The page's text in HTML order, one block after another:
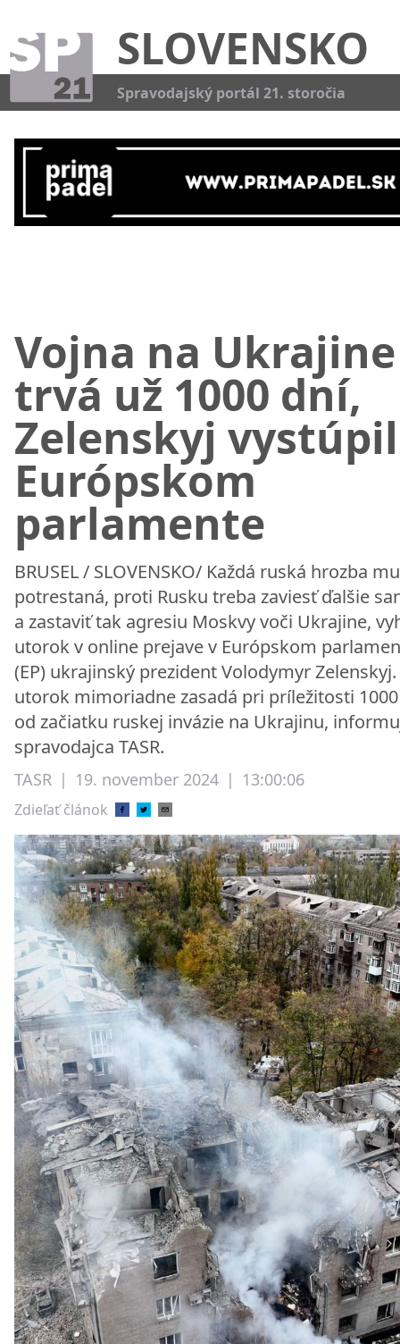
SLOVENSKO
Spravodajský portál 21. storočia
Vojna na Ukrajine
trvá už 1000 dní,
Zelenskyj
Európskom
parlamente
BRUSEL / SLOVENSKO/ Každá ruská hrozba
potrestaná, proti Rusku treba zaviesť ďalšie
a zastaviť tak agresiu Moskvy voči Ukrajine,
utorok v online prejave v Európskom
(EP) ukrajinský prezident Volodymyr Zelenskyj.
utorok mimoriadne zasadá pri príležitosti
od začiatku ruskej invázie na Ukrajinu,
spravodajca TASR.
TASR | 19. november 2024 | 13:00:06
Zdieľať článok